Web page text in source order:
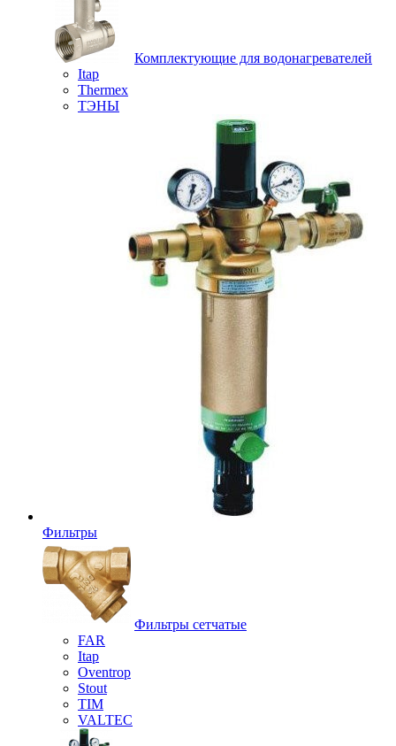
Комплектующие для водонагревателей
Itap
Thermex
ТЭНЫ
Фильтры
Фильтры сетчатые
FAR
Itap
Oventrop
Stout
TIM
VALTEC